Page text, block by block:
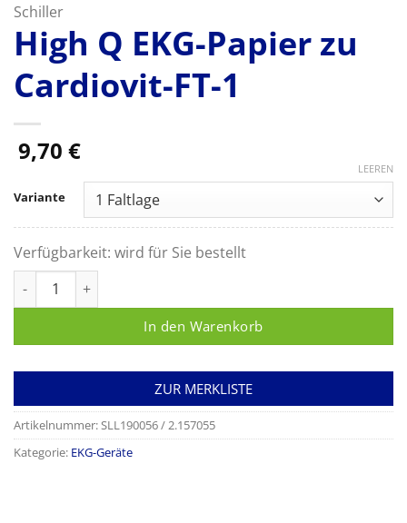
Schiller
High Q EKG-Papier zu
Cardiovit-FT-1
9,70 €
Variante
LEEREN
Verfügbarkeit: wird für Sie bestellt
In den Warenkorb
ZUR MERKLISTE
Artikelnummer: SLL190056 / 2.157055
Kategorie: EKG-Geräte